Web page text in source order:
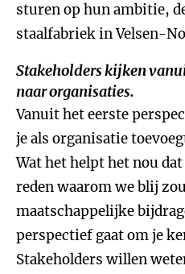
sturen op hun ambitie,
staalfabriek in Velsen-
Stakeholders kijken
naar organisaties.
Vanuit het eerste
je als organisatie
Wat het helpt het nou
reden waarom we blij
maatschappelijke
perspectief gaat om je
Stakeholders willen